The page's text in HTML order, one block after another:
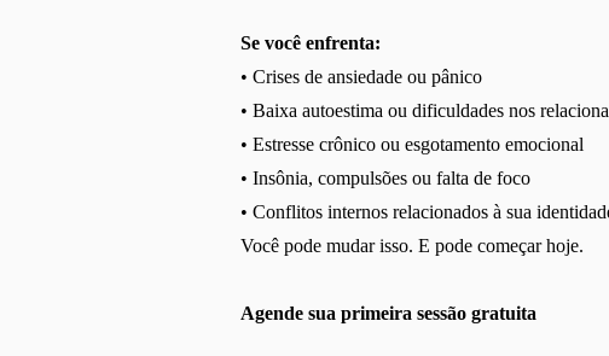
Se você enfrenta:
• Crises de ansiedade ou pânico
• Baixa autoestima ou dificuldades nos
• Estresse crônico ou esgotamento emocional
• Insônia, compulsões ou falta de foco
• Conflitos internos relacionados à sua
Você pode mudar isso. E pode começar hoje.
Agende sua primeira sessão gratuita